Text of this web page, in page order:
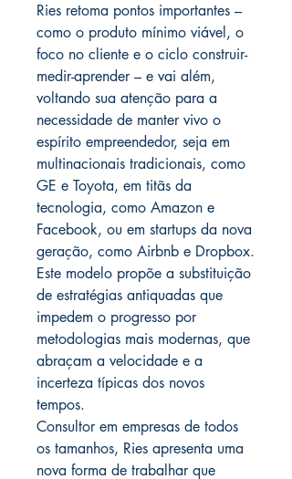
Ries retoma pontos importantes –
como o produto mínimo viável, o
foco no cliente e o ciclo construir-
medir-aprender – e vai além,
voltando sua atenção para a
necessidade de manter vivo o
espírito empreendedor, seja em
multinacionais tradicionais, como
GE e Toyota, em titãs da
tecnologia, como Amazon e
Facebook, ou em startups da nova
geração, como Airbnb e Dropbox.
Este modelo propõe a substituição
de estratégias antiquadas que
impedem o progresso por
metodologias mais modernas, que
abraçam a velocidade e a
incerteza típicas dos novos
tempos.
Consultor em empresas de todos
os tamanhos, Ries apresenta uma
nova forma de trabalhar que